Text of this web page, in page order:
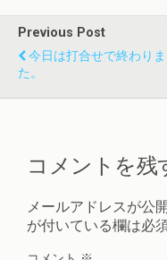
Previous Post
今日は打合せで終わりま
た。
コメントを残
メールアドレスが公
が付いている欄は必